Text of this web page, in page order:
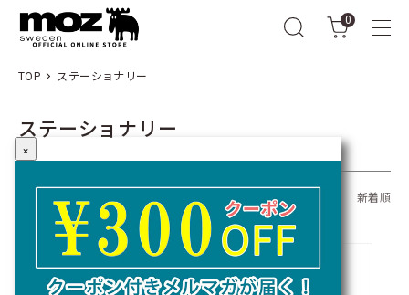
0
TOP ステーショナリー
ステーショナリー
全10商品 おすすめ順 新着順
×